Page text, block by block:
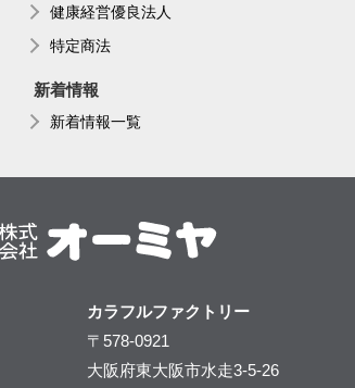
健康経営優良法人
特定商法
新着情報
新着情報一覧
カラフルファクトリー
〒578-0921
大阪府東大阪市水走3-5-26